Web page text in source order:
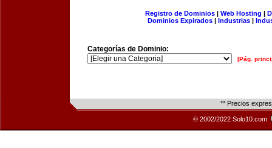
Registro de Dominios| Web Hosting |
Dominios Expirados | Industrias |
Categorías de Dominio:
[Pág.
** Precios
© 2002/2022 Solo10.com